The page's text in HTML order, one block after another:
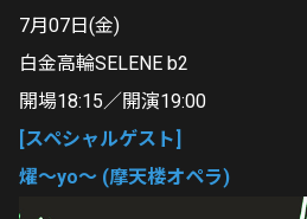
7月07日(金)
白金高輪SELENE b2
開場18:15／開演19:00
[スペシャルゲスト]
燿～yo～ (摩天楼オペラ)